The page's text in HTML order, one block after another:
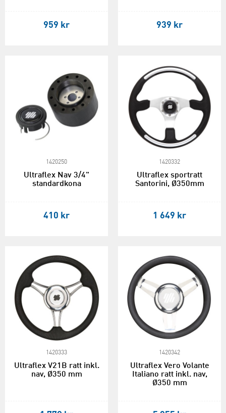
959 kr 939 kr
1420250
Ultraflex Nav 3/4"
standardkona
410 kr
1420332
Ultraflex sportratt
Santorini, Ø350mm
1 649 kr
1420333
Ultraflex V21B ratt inkl.
nav, Ø350 mm
1420342
Ultraflex Vero Volante
Italiano ratt inkl. nav,
Ø350 mm